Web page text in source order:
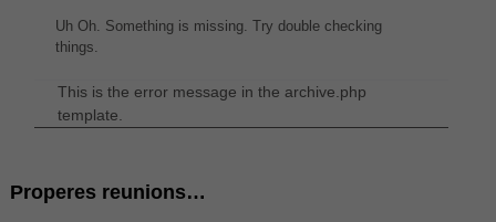
Uh Oh. Something is missing. Try double checking
things.
This is the error message in the archive.php
template.
Properes reunions…